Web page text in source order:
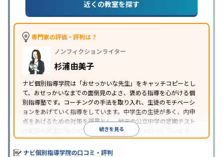
1科目から受講可能季節講習のみの受講可
※2023年3月調査。小学校高学年の個別指導塾アンケート調査方法を参
近くの教室を探す
専門家の評価・評判は？
ノンフィクションライター
杉浦由美子
ナビ個別指導学院は「おせっかいな先生」をキャッチコピーとし
て、おせっかいなまでの面倒見のよさ、褒める指導を心がける個
別指導塾です。コーチングの手法を取り入れ、生徒のモチベーシ
ョンをあげていく指導をしています。中学生の生徒が多く、内申
点をあげるための対策を得意とし、地元の公立中学の定期テスト
の範囲を教室に貼り出すなど手厚く学習をフォローしています。
オリジナルテキストを使用しており、特に英語は各教科書に合わ
せたテキストを使った「先取り学習」で理解度を深められます。
続きを見る
ナビ個別指導学院の口コミ・評判